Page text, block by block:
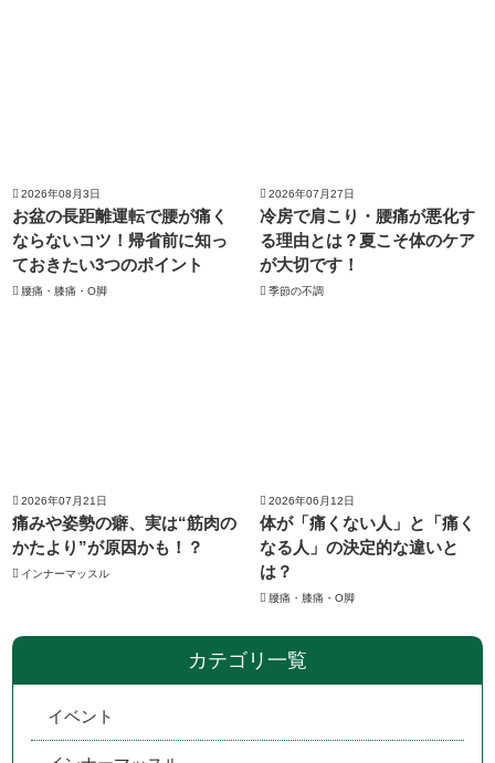
2026年08月3日
お盆の長距離運転で腰が痛く
ならないコツ！帰省前に知っ
ておきたい3つのポイント
腰痛・膝痛・O脚
2026年07月27日
冷房で肩こり・腰痛が悪化す
る理由とは？夏こそ体のケア
が大切です！
季節の不調
2026年07月21日
痛みや姿勢の癖、実は“筋肉の
かたより”が原因かも！？
インナーマッスル
2026年06月12日
体が「痛くない人」と「痛く
なる人」の決定的な違いと
は？
腰痛・膝痛・O脚
カテゴリ一覧
イベント